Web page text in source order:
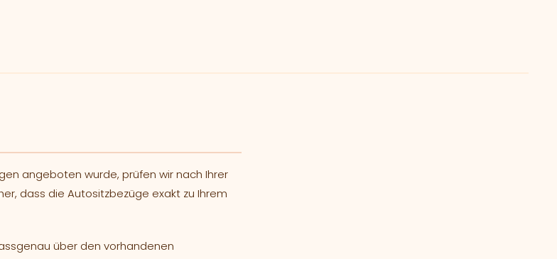
angeboten wurde, prüfen wir nach Ihrer
dass die Autositzbezüge exakt zu Ihrem
über den vorhandenen